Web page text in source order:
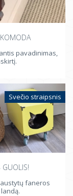
pavadinimas,
Svečio straipsnis
GUOLIS!
faneros